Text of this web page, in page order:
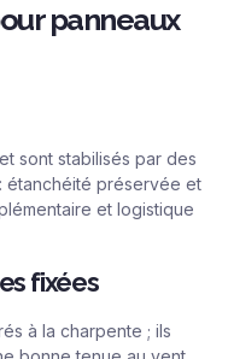
panneaux
sont stabilisés par des
étanchéité préservée et
et logistique
fixées
à la charpente ; ils